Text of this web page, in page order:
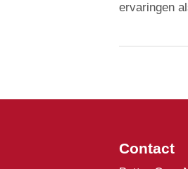
ervaringen
Contact